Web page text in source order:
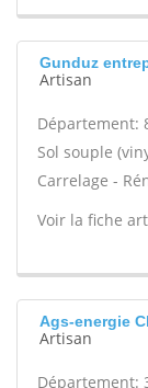
Gunduz
Artisan
Département:
Sol souple
Carrelage -
Voir la fiche
Ags-energie
Artisan
Département: